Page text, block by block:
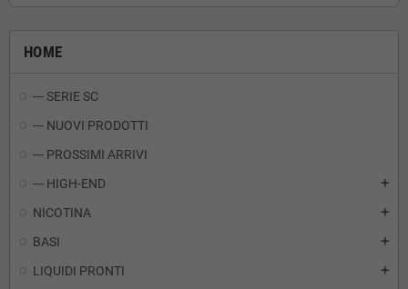
HOME
--- SERIE SC
--- NUOVI PRODOTTI
--- PROSSIMI ARRIVI
--- HIGH-END
add
NICOTINA add
BASI add
LIQUIDI PRONTI add